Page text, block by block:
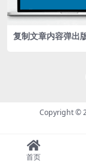
复制文章内容弹出
Copyright ©
首页